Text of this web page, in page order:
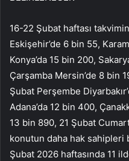
16-22 Şubat haftası
Eskişehir’de 6 bin 55,
Konya’da 15 bin 200,
Çarşamba Mersin’de 8 bin
Şubat Perşembe
Adana’da 12 bin 400,
13 bin 890, 21 Şubat
konutun daha hak
Şubat 2026 haftasında 11